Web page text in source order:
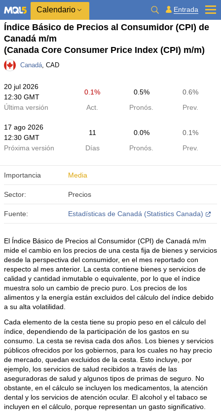
Calendario Entrada
Índice Básico de Precios al Consumidor (CPI) de
Canadá m/m
(Canada Core Consumer Price Index (CPI) m/m)
Canadá, CAD
20 jul 2026
12:30 GMT
0.1% 0.5%
0.6%
Última versión
Act. Pronós. Prev.
17 ago 2026
12:30 GMT
11 0.0%
0.1%
Próxima versión
Días Pronós. Prev.
Importancia Media
Sector: Precios
Fuente: Estadísticas de Canadá (Statistics Canada)
El Índice Básico de Precios al Consumidor (CPI) de Canadá m/m
mide el cambio en los precios de una cesta fija de bienes y servicios
desde la perspectiva del consumidor, en el mes reportado con
respecto al mes anterior. La cesta contiene bienes y servicios de
calidad y cantidad inmutable o equivalente, por lo que el índice
muestra solo un cambio de precio puro. Los precios de los
alimentos y la energía están excluidos del cálculo del índice debido
a su alta volatilidad.
Cada elemento de la cesta tiene su propio peso en el cálculo del
índice, dependiendo de la participación de los gastos en su
consumo. La cesta se revisa cada dos años. Los bienes y servicios
públicos ofrecidos por los gobiernos, para los cuales no hay precio
de mercado, quedan excluidos de la cesta. Esto incluye, por
ejemplo, los servicios de salud recibidos a través de las
aseguradoras de salud y algunos tipos de primas de seguro. No
obstante, en el cálculo se incluyen los medicamentos, la atención
dental y los servicios de atención ocular. El alcohol y el tabaco se
incluyen en el cálculo, porque representan un gasto significativo.